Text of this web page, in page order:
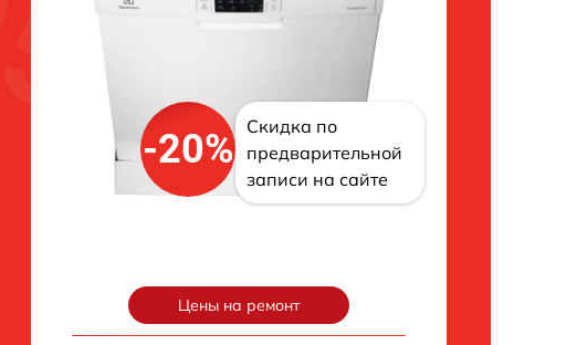
-20%
Скидка по
предварительной
записи на сайте
Цены на ремонт